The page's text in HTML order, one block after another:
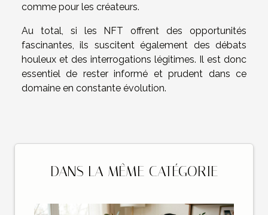
comme pour les créateurs.
Au total, si les NFT offrent des opportunités
fascinantes, ils suscitent également des débats
houleux et des interrogations légitimes. Il est donc
essentiel de rester informé et prudent dans ce
domaine en constante évolution.
DANS LA MÊME CATÉGORIE